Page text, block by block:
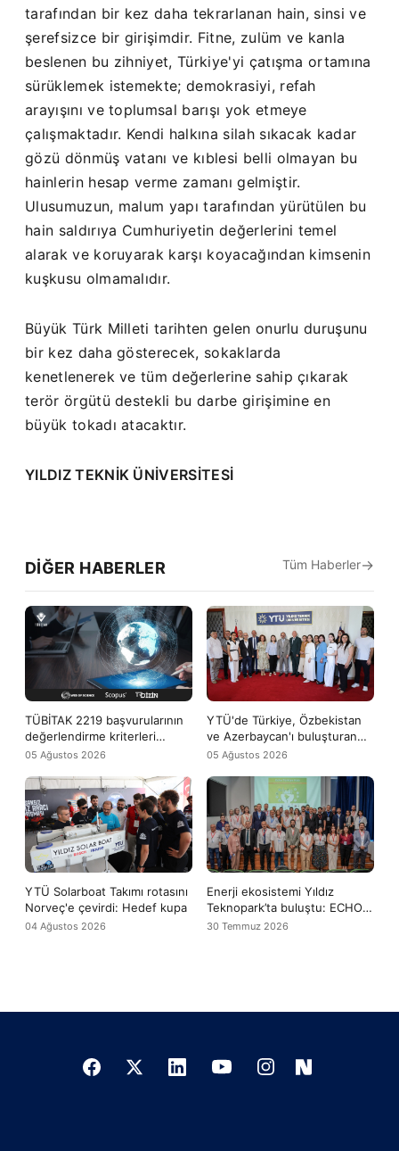
tarafından bir kez daha tekrarlanan hain, sinsi ve
şerefsizce bir girişimdir. Fitne, zulüm ve kanla
beslenen bu zihniyet, Türkiye'yi çatışma ortamına
sürüklemek istemekte; demokrasiyi, refah
arayışını ve toplumsal barışı yok etmeye
çalışmaktadır. Kendi halkına silah sıkacak kadar
gözü dönmüş vatanı ve kıblesi belli olmayan bu
hainlerin hesap verme zamanı gelmiştir.
Ulusumuzun, malum yapı tarafından yürütülen bu
hain saldırıya Cumhuriyetin değerlerini temel
alarak ve koruyarak karşı koyacağından kimsenin
kuşkusu olmamalıdır.
Büyük Türk Milleti tarihten gelen onurlu duruşunu
bir kez daha gösterecek, sokaklarda
kenetlenerek ve tüm değerlerine sahip çıkarak
terör örgütü destekli bu darbe girişimine en
büyük tokadı atacaktır.
YILDIZ TEKNİK ÜNİVERSİTESİ
DIĞER HABERLER
TÜBİTAK 2219 başvurularının
değerlendirme kriterleri
arasına WoS ve Scopus
05 Ağustos 2026
YTÜ'de Türkiye, Özbekistan
ve Azerbaycan'ı buluşturan
uluslararası yaz okulu başladı
05 Ağustos 2026
YTÜ Solarboat Takımı rotasını
Norveç'e çevirdi: Hedef kupa
04 Ağustos 2026
Enerji ekosistemi Yıldız
Teknopark’ta buluştu: ECHO
Türkiye Hub tanıtıldı
30 Temmuz 2026
Tüm Haberler